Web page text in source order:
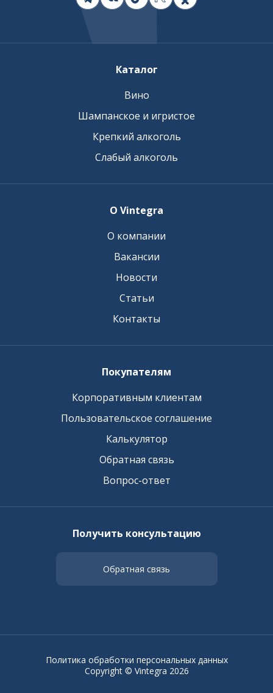
Каталог
Вино
Шампанское и игристое
Крепкий алкоголь
Слабый алкоголь
О Vintegra
О компании
Вакансии
Новости
Статьи
Контакты
Покупателям
Корпоративным клиентам
Пользовательское соглашение
Калькулятор
Обратная связь
Вопрос-ответ
Получить консультацию
Обратная связь
Copyright © Vintegra 2026
Политика обработки персональных данных